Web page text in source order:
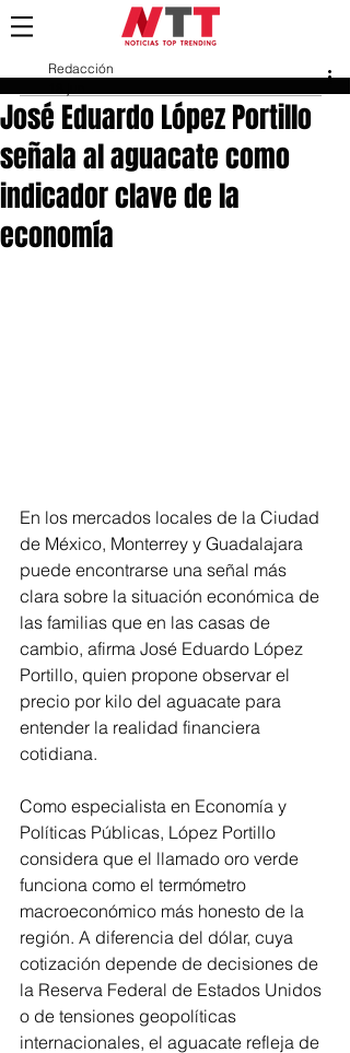
José Eduardo López Portillo
señala al aguacate como
indicador clave de la
economía
Redacción
En los mercados locales de la Ciudad
de México, Monterrey y Guadalajara
puede encontrarse una señal más
clara sobre la situación económica de
las familias que en las casas de
cambio, afirma José Eduardo López
Portillo, quien propone observar el
precio por kilo del aguacate para
entender la realidad financiera
cotidiana.
Como especialista en Economía y
Políticas Públicas, López Portillo
considera que el llamado oro verde
funciona como el termómetro
macroeconómico más honesto de la
región. A diferencia del dólar, cuya
cotización depende de decisiones de
la Reserva Federal de Estados Unidos
o de tensiones geopolíticas
internacionales, el aguacate refleja de